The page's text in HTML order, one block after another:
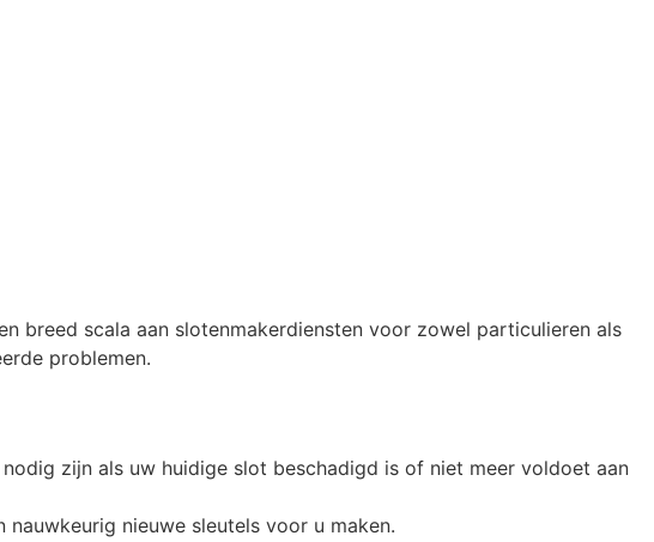
breed scala aan slotenmakerdiensten voor zowel particulieren als
problemen.
zijn als uw huidige slot beschadigd is of niet meer voldoet aan
nieuwe sleutels voor u maken.